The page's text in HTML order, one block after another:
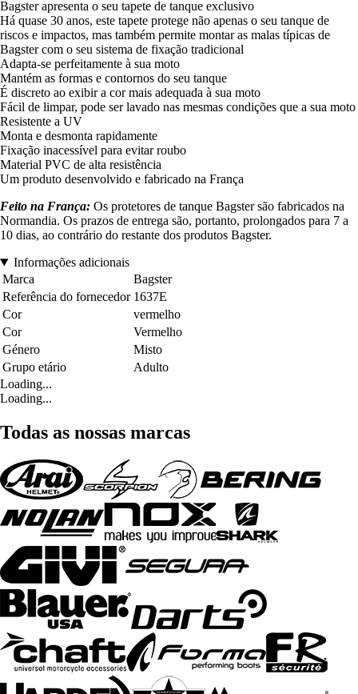
Bagster apresenta o seu tapete de tanque exclusivo
Há quase 30 anos, este tapete protege não apenas o seu tanque de
riscos e impactos, mas também permite montar as malas típicas de
Bagster com o seu sistema de fixação tradicional
Adapta-se perfeitamente à sua moto
Mantém as formas e contornos do seu tanque
É discreto ao exibir a cor mais adequada à sua moto
Fácil de limpar, pode ser lavado nas mesmas condições que a sua moto
Resistente a UV
Monta e desmonta rapidamente
Fixação inacessível para evitar roubo
Material PVC de alta resistência
Um produto desenvolvido e fabricado na França
Feito na França: Os protetores de tanque Bagster são fabricados na
Normandia. Os prazos de entrega são, portanto, prolongados para 7 a
10 dias, ao contrário do restante dos produtos Bagster.
Informações adicionais
Marca
Bagster
Referência do fornecedor 1637E
Cor
vermelho
Cor
Vermelho
Género
Misto
Grupo etário
Adulto
Loading...
Loading...
Todas as nossas marcas